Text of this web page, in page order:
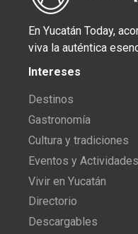
En Yucatán Today,
viva la auténtica
Intereses
Destinos
Gastronomía
Cultura y tradiciones
Eventos y Actividades
Vivir en Yucatán
Directorio
Descargables